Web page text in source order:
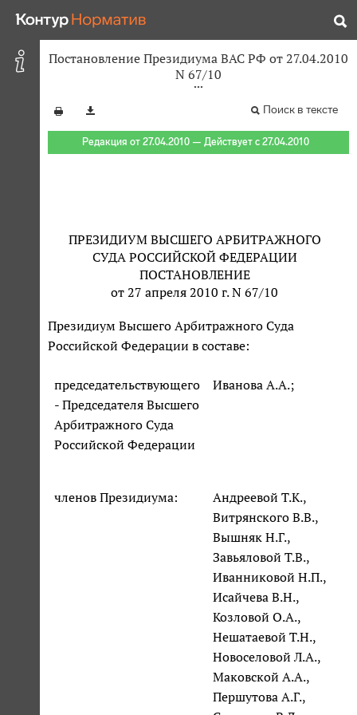
Постановление Президиума ВАС РФ от 27.04.2010
N 67/10
Поиск в тексте
Редакция от 27.04.2010 — Действует с 27.04.2010
ПРЕЗИДИУМ ВЫСШЕГО АРБИТРАЖНОГО
СУДА РОССИЙСКОЙ ФЕДЕРАЦИИ
ПОСТАНОВЛЕНИЕ
от 27 апреля 2010 г. N 67/10
Президиум Высшего Арбитражного Суда
Российской Федерации в составе:
председательствующего
- Председателя Высшего
Арбитражного Суда
Российской Федерации
Иванова А.А.;
членов Президиума:
Андреевой Т.К.,
Витрянского В.В.,
Вышняк Н.Г.,
Завьяловой Т.В.,
Иванниковой Н.П.,
Исайчева В.Н.,
Козловой О.А.,
Нешатаевой Т.Н.,
Новоселовой Л.А.,
Маковской А.А.,
Першутова А.Г.,